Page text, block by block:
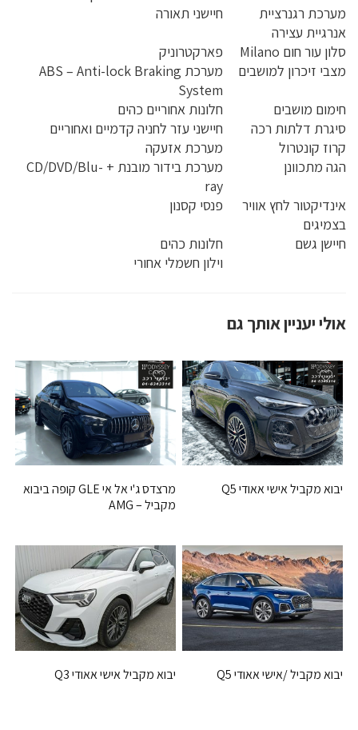
מערכת רגנרציית
אנרגיית עצירה
חיישני תאורה
סלון עור חום Milano
פארקטרוניק
מצבי זיכרון למושבים
מערכת ABS – Anti-lock Braking
System
חימום מושבים
חלונות אחוריים כהים
סיגרת דלתות רכה
חיישני עזר לחניה קדמיים ואחוריים
קרוז קונטרול
מערכת אזעקה
הגה מתכוונן
מערכת בידור מובנת + CD/DVD/Blu-
ray
אינדיקטור לחץ אוויר
בצמיגים
פנסי קסנון
חיישן גשם
חלונות כהים
וילון חשמלי אחורי
אולי יעניין אותך גם
יבוא מקביל אישי אאודי Q5
מרצדס ג'י אל אי GLE קופה ביבוא
מקביל – AMG
יבוא מקביל /אישי אאודי Q5 יבוא מקביל אישי אאודי Q3